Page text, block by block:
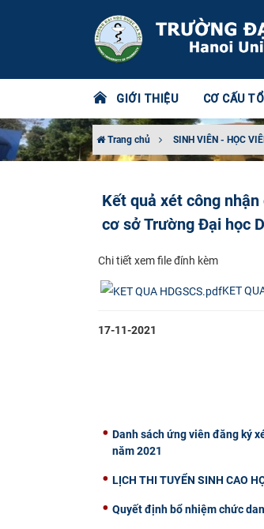
GIỚI THIỆU CƠ CẤU
Trang chủ SINH VIÊN - HỌC
Kết quả xét công
cơ sở Trường Đại học
​Chi tiết xem file đính kèm
KET
17-11-2021
Danh sách ứng viên đăng ký
năm 2021
​LỊCH THI TUYỂN SINH CAO
Quyết định bổ nhiệm chức